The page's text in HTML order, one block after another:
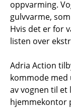
oppvarming.
gulvvarme,
Hvis det er for
listen over
Adria Action
kommode med
av vognen til
hjemmekontor